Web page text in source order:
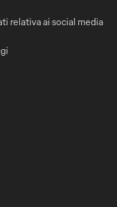
relativa ai social media